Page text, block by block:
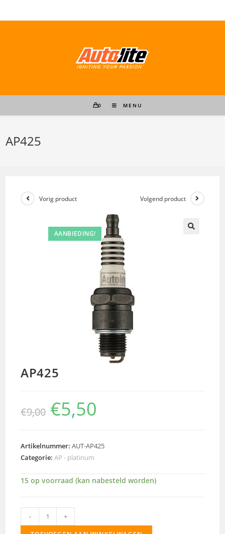
naar
0 MENU
AP425
AANBIEDING!
Vorig product Volgend product
AP425
€9,00 €5,50
Artikelnummer:AUT-AP425
Categorie:AP - platinum
15 op voorraad (kan nabesteld worden)
-
AP425
aantal
+